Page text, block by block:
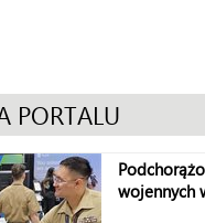
PORTALU
wojennych